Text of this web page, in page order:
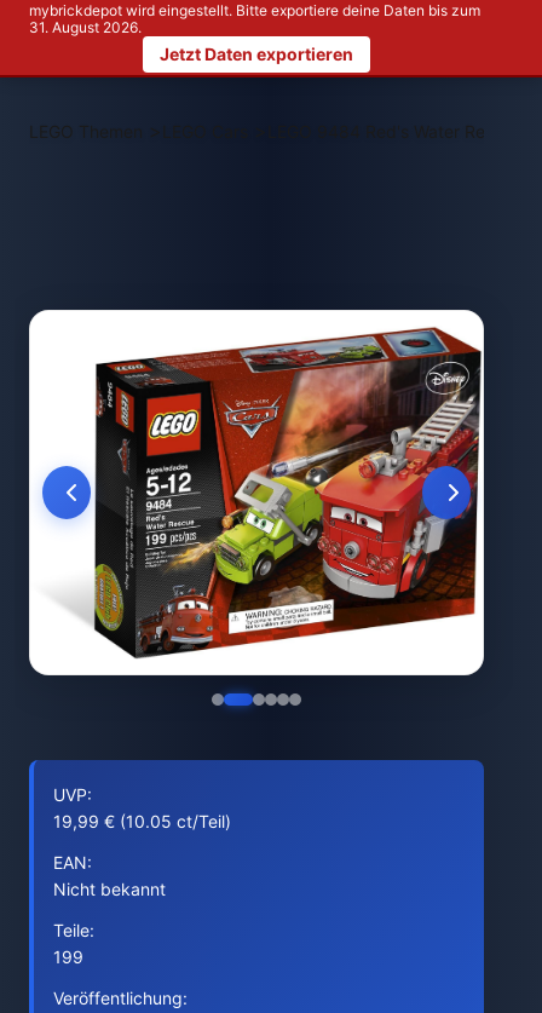
mybrickdepot wird eingestellt. Bitte exportiere deine Daten bis zum
31. August 2026.
Jetzt Daten exportieren
LEGO Themen > LEGO 9484 Red's Water Rescue
UVP:
19,99 € (10.05 ct/Teil)
EAN:
Nicht bekannt
Teile:
199
Veröffentlichung: